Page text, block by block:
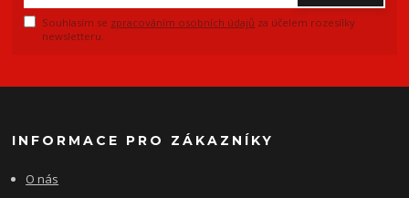
Souhlasím se zpracováním osobních údajů za účelem rozesílky
newsletteru.
INFORMACE PRO ZÁKAZNÍKY
O nás